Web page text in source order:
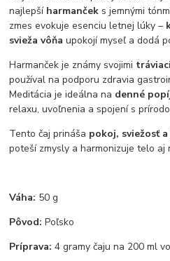
najlepší harmanček s jemnými
zmes evokuje esenciu letnej lúky –
svieža vôňa upokojí myseľ a dodá
Harmanček je známy svojimi
používal na podporu zdravia
Meditácia je ideálna na denné
relaxu, uvoľnenia a spojení s
Tento čaj prináša pokoj, sviežosť
poteší zmysly a harmonizuje telo aj
Váha: 50 g
Pôvod:Poľsko
Príprava: 4 gramy čaju na 200 ml